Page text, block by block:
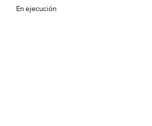
En ejecución